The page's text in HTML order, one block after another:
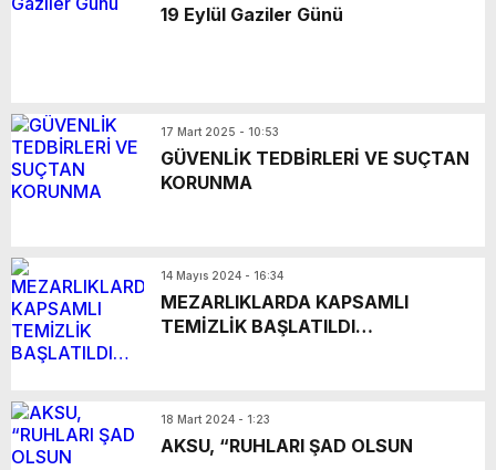
19 Eylül Gaziler Günü
17 Mart 2025 - 10:53
GÜVENLİK TEDBİRLERİ VE SUÇTAN
KORUNMA
14 Mayıs 2024 - 16:34
MEZARLIKLARDA KAPSAMLI
TEMİZLİK BAŞLATILDI…
18 Mart 2024 - 1:23
AKSU, “RUHLARI ŞAD OLSUN